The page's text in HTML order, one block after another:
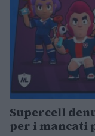
Supercell
per i mancati